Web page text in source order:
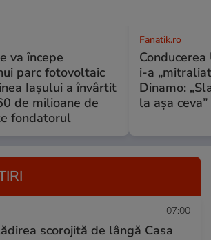
va începe
parc fotovoltaic
Iașului a învârtit
de milioane de
fondatorul
Fanatik.ro
i-a
Dinamo:
la așa ceva”
07:00
scorojită de lângă Casa